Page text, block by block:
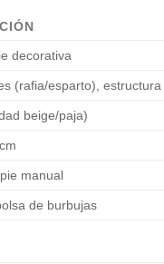
decorativa
(rafia/esparto),
beige/paja)
manual
de burbujas